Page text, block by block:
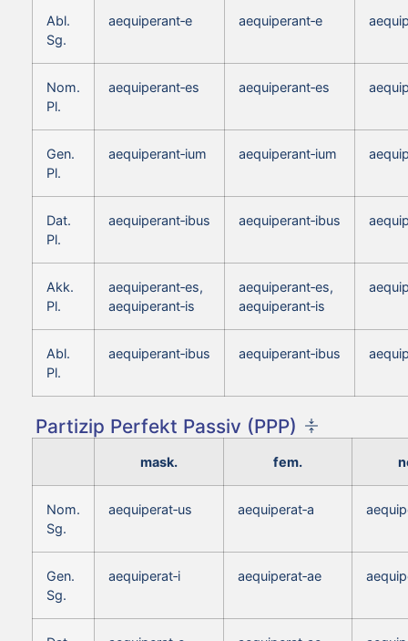
Abl.
Sg.
aequiperant‑e aequiperant‑e
Nom.
Pl.
aequiperant‑es aequiperant‑es
Gen.
Pl.
aequiperant‑ium aequiperant‑ium
Dat.
Pl.
aequiperant‑ibus aequiperant‑ibus
Akk.
Pl.
aequiperant‑es,
aequiperant‑is
aequiperant‑es,
aequiperant‑is
Abl.
Pl.
aequiperant‑ibus aequiperant‑ibus
Partizip Perfekt Passiv (PPP)
mask. fem.
Nom.
Sg.
aequiperat‑us aequiperat‑a
Gen.
Sg.
aequiperat‑i aequiperat‑ae